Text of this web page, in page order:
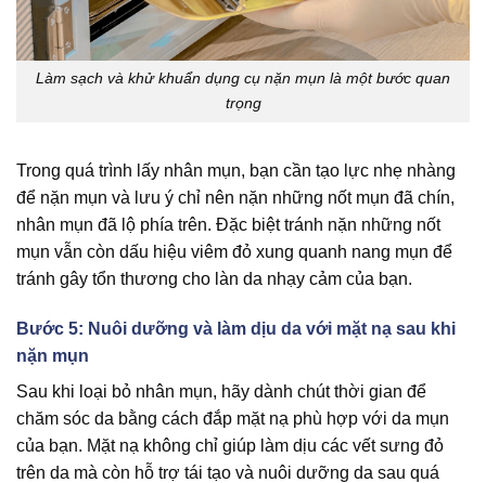
Làm sạch và khử khuẩn dụng cụ nặn mụn là một bước quan
trọng
Trong quá trình lấy nhân mụn, bạn cần tạo lực nhẹ nhàng
để nặn mụn và lưu ý chỉ nên nặn những nốt mụn đã chín,
nhân mụn đã lộ phía trên. Đặc biệt tránh nặn những nốt
mụn vẫn còn dấu hiệu viêm đỏ xung quanh nang mụn để
tránh gây tổn thương cho làn da nhạy cảm của bạn.
Bước 5: Nuôi dưỡng và làm dịu da với mặt nạ sau khi
nặn mụn
Sau khi loại bỏ nhân mụn, hãy dành chút thời gian để
chăm sóc da bằng cách đắp mặt nạ phù hợp với da mụn
của bạn. Mặt nạ không chỉ giúp làm dịu các vết sưng đỏ
trên da mà còn hỗ trợ tái tạo và nuôi dưỡng da sau quá